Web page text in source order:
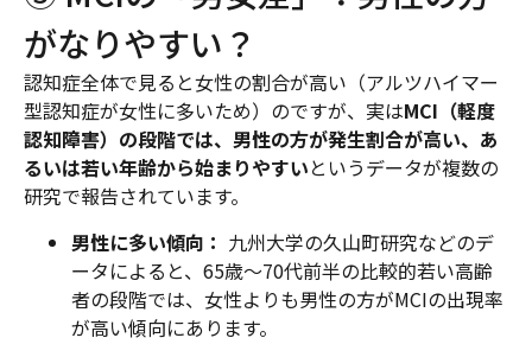
がなりやすい？
認知症全体で見ると女性の割合が高い（アルツハイマー
型認知症が女性に多いため）のですが、実はMCI（軽度
認知障害）の段階では、男性の方が発生割合が高い、あ
るいは若い年齢から始まりやすいというデータが複数の
研究で報告されています。
男性に多い傾向： 九州大学の久山町研究などのデ
ータによると、65歳〜70代前半の比較的若い高齢
者の段階では、女性よりも男性の方がMCIの出現率
が高い傾向にあります。